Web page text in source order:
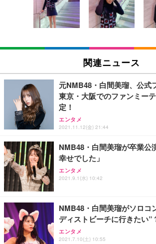
キング pc 事務椅子 360度回転 座
ン樹脂ベース 通気性メッシュ 在
(黒網+黒枠+黒足)
￥5,699
SIHOO B100 オフィスチェア／
ュチェア 人間工学 疲れない ブラ
￥27,999
Sezlife オフィスチェア デスクチ
ワーク チェア 強化バックレスト
能 人間工学 椅子 腰サポート 90
レスト 3Dヘッドレスト ハンガー
務用 おしゃれ パソコンチェア (
Sezlife オフィスチェア デスクチ
ワーク チェア 強化バックレスト
能 人間工学 椅子 腰サポート 90
務用 おしゃれ パソコンチェア (
ANDWINT オフィスチェア デス
ッシュ 通気性 ランバーサポート
ス圧無段階昇降 360度回転 キャ
イト
￥105,595
EIZO ビジネス向けプレミアム
￥109,572
【純正品】27"ゲーミングモニタ
フック付き（CFI-ZDM1J）
￥49,979
【整備済み品】Dell E2724HS 27
ー フルHD（1920×1080）VA 非
ort/VGA スピーカー内蔵 高さ調
【MiniLED/24.5inch/280Hz/FHD
HOOTER Gaming Monitor 24”
グモニター QD 24.5インチ 1ms
￥3,373
Amazonベーシック ペットシー
x2袋(84枚) ホワイト(吸収面:ライ
￥3,234
ネオ・ルーライフ ネオ・オムツ L
り 単品
￥1,800
Smart Basic(スマートベーシッ
限定】 Smart Basic アイリスオ
超厚型 お徳用 ワイド 100枚入 (x
アイリスオーヤマ ペットシーツ
ュラー 200枚入【Amazon.co.jp限
関連ニュース
元NMB48・白間美瑠、公式
東京・大阪でのファンミー
定！
エンタメ
2021.11.12(金) 21:44
NMB48・白間美瑠が卒業公
幸せでした」
エンタメ
2021.9.1(水) 10:42
NMB48・白間美瑠がソロコ
ディストビーチに行きたい”
エンタメ
2021.7.10(土) 10:55